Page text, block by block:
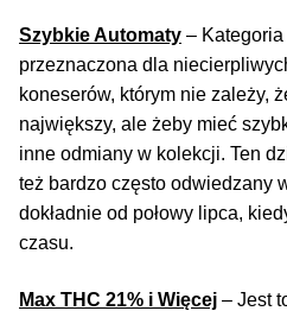
TOP 10 Indoor
TOP 10 Outdoor
Producenci Nasion
Szybkie Automaty –
przeznaczona dla
koneserów, którym nie zależy,
największy, ale żeby mieć
inne odmiany w kolekcji. Ten
też bardzo często odwiedzany
dokładnie od połowy lipca,
czasu.
Max THC 21% i Więcej – Jest